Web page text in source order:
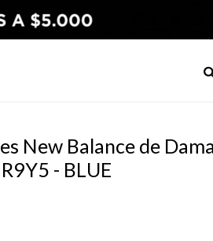
New Balance de
- BLUE